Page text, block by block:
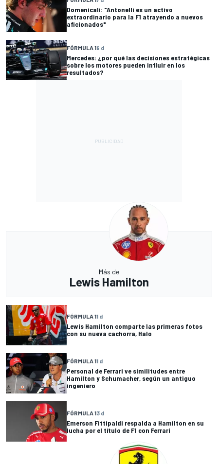
Domenicali: "Antonelli es un activo
extraordinario para la F1 atrayendo a nuevos
aficionados"
FÓRMULA 19 d
Mercedes: ¿por qué las decisiones estratégicas
sobre los motores pueden influir en los
resultados?
Más de
Lewis Hamilton
FÓRMULA 11 d
Lewis Hamilton comparte las primeras fotos
con su nueva cachorra, Halo
FÓRMULA 11 d
Personal de Ferrari ve similitudes entre
Hamilton y Schumacher, según un antiguo
ingeniero
FÓRMULA 13 d
Emerson Fittipaldi respalda a Hamilton en su
lucha por el título de F1 con Ferrari